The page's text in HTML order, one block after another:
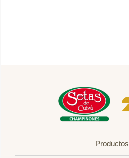
Productos